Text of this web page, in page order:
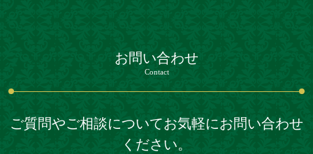
お問い合わせ
Contact
ご質問やご相談についてお気軽にお問い合わせ
ください。